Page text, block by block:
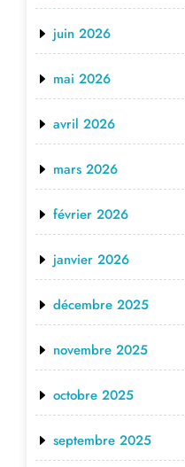
juin 2026
mai 2026
avril 2026
mars 2026
février 2026
janvier 2026
décembre 2025
novembre 2025
octobre 2025
septembre 2025